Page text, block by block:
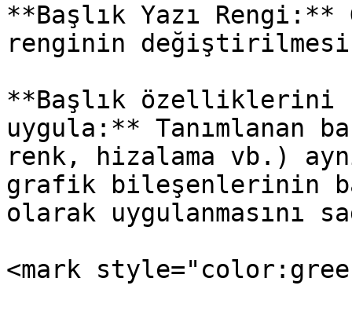
**Başlık Yazı Rengi:**
renginin
**Başlık özelliklerini
uygula:** Tanımlanan
renk, hizalama vb.)
grafik bileşenlerinin
olarak uygulanmasını
<mark